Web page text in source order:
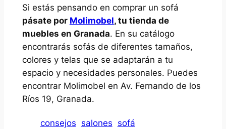
Si estás pensando en comprar un sofá
pásate por Molimobel, tu tienda de
muebles en Granada. En su catálogo
encontrarás sofás de diferentes tamaños,
colores y telas que se adaptarán a tu
espacio y necesidades personales. Puedes
encontrar Molimobel en Av. Fernando de los
Ríos 19, Granada.
consejos salones sofá